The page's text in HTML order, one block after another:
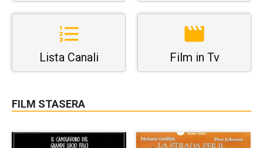
Lista Canali Film in Tv
FILM STASERA